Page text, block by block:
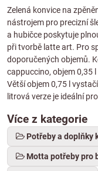
Zelená konvice na
nástrojem pro precizní
a hubičce poskytuje
při tvorbě latte art. Pro
doporučených objemů.
cappuccino, objem 0,35
Větší objem 0,75 l
litrová verze je ideální
Více z kategorie
Potřeby a doplňky
Motta potřeby pro